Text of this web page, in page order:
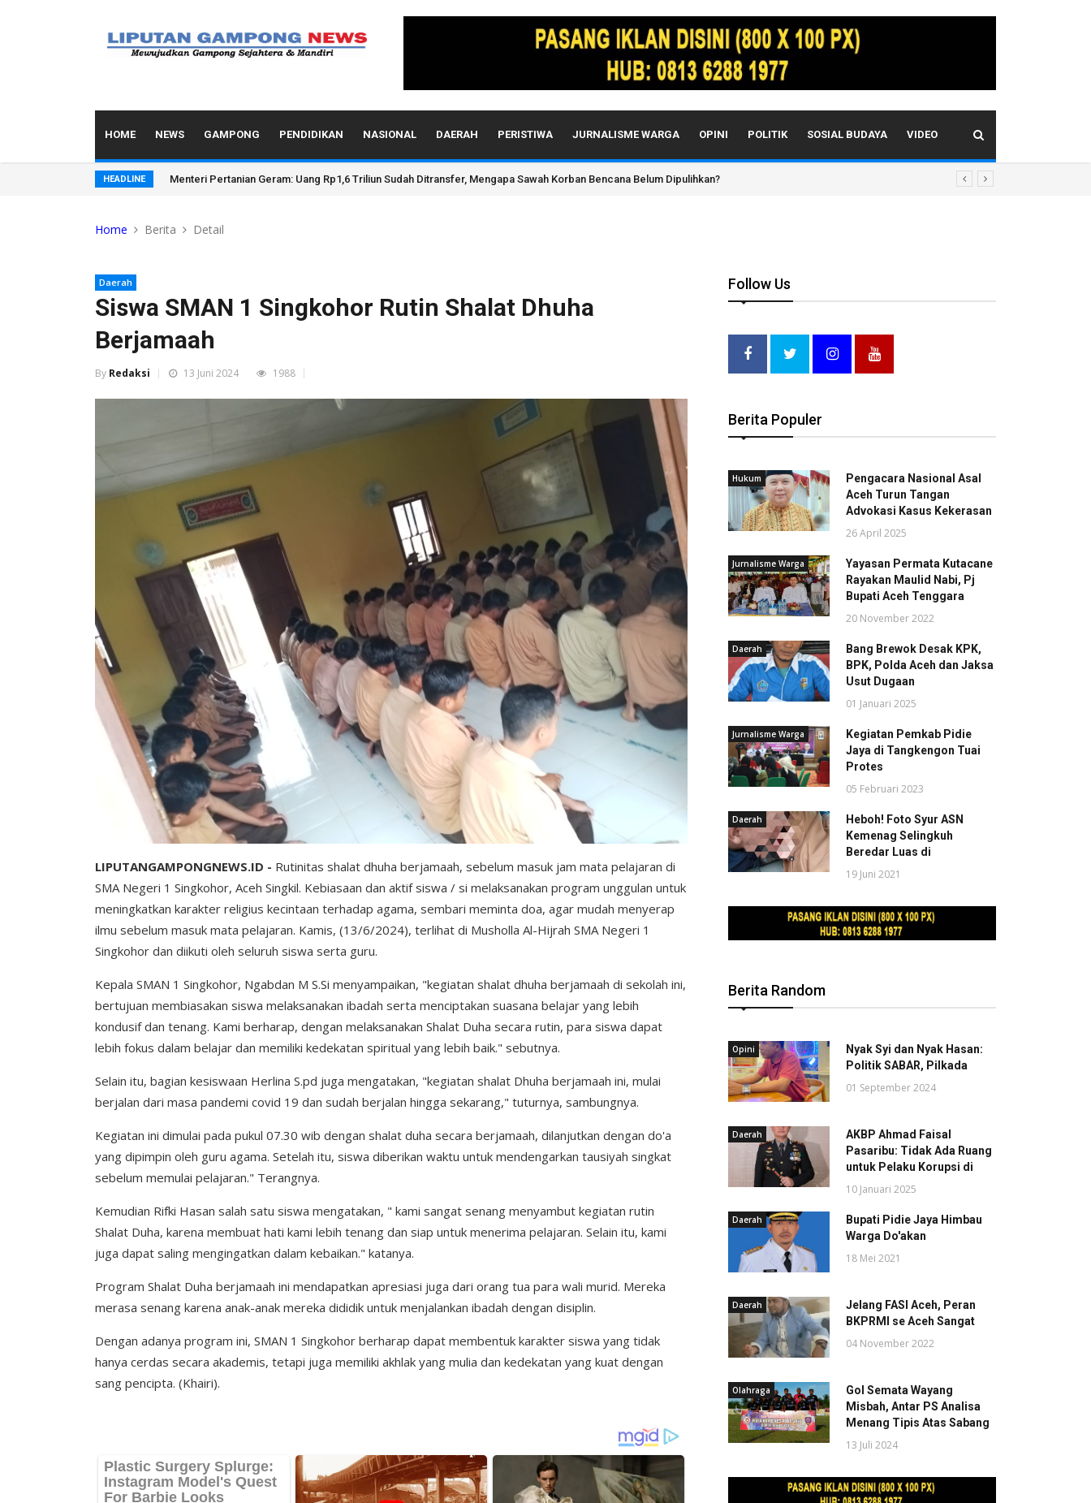
HOME NEWS GAMPONG PENDIDIKAN NASIONAL DAERAH PERISTIWA JURNALISME WARGA OPINI POLITIK SOSIAL BUDAYA VIDEO
HEADLINE Lepas Tim Pendaki Jelajahi Blang Raweu, Kepala Disporapar Pidie Jaya: Siap Dukung Pengembangan Wisata Alam
Home Berita Detail
Daerah
Siswa SMAN 1 Singkohor Rutin Shalat Dhuha
Berjamaah
By Redaksi 13 Juni 2024 1988
LIPUTANGAMPONGNEWS.ID - Rutinitas shalat dhuha berjamaah, sebelum masuk jam mata pelajaran di
SMA Negeri 1 Singkohor, Aceh Singkil. Kebiasaan dan aktif siswa / si melaksanakan program unggulan untuk
meningkatkan karakter religius kecintaan terhadap agama, sembari meminta doa, agar mudah menyerap
ilmu sebelum masuk mata pelajaran. Kamis, (13/6/2024), terlihat di Musholla Al-Hijrah SMA Negeri 1
Singkohor dan diikuti oleh seluruh siswa serta guru.
Kepala SMAN 1 Singkohor, Ngabdan M S.Si menyampaikan, "kegiatan shalat dhuha berjamaah di sekolah ini,
bertujuan membiasakan siswa melaksanakan ibadah serta menciptakan suasana belajar yang lebih
kondusif dan tenang. Kami berharap, dengan melaksanakan Shalat Duha secara rutin, para siswa dapat
lebih fokus dalam belajar dan memiliki kedekatan spiritual yang lebih baik." sebutnya.
Selain itu, bagian kesiswaan Herlina S.pd juga mengatakan, "kegiatan shalat Dhuha berjamaah ini, mulai
berjalan dari masa pandemi covid 19 dan sudah berjalan hingga sekarang," tuturnya, sambungnya.
Kegiatan ini dimulai pada pukul 07.30 wib dengan shalat duha secara berjamaah, dilanjutkan dengan do'a
yang dipimpin oleh guru agama. Setelah itu, siswa diberikan waktu untuk mendengarkan tausiyah singkat
sebelum memulai pelajaran." Terangnya.
Kemudian Rifki Hasan salah satu siswa mengatakan, " kami sangat senang menyambut kegiatan rutin
Shalat Duha, karena membuat hati kami lebih tenang dan siap untuk menerima pelajaran. Selain itu, kami
juga dapat saling mengingatkan dalam kebaikan." katanya.
Program Shalat Duha berjamaah ini mendapatkan apresiasi juga dari orang tua para wali murid. Mereka
merasa senang karena anak-anak mereka dididik untuk menjalankan ibadah dengan disiplin.
Dengan adanya program ini, SMAN 1 Singkohor berharap dapat membentuk karakter siswa yang tidak
hanya cerdas secara akademis, tetapi juga memiliki akhlak yang mulia dan kedekatan yang kuat dengan
sang pencipta. (Khairi).
Follow Us
Berita Populer
Hukum
Pengacara Nasional Asal
Aceh Turun Tangan
Advokasi Kasus Kekerasan
26 April 2025
Jurnalisme Warga
Yayasan Permata Kutacane
Rayakan Maulid Nabi, Pj
Bupati Aceh Tenggara
20 November 2022
Daerah
Bang Brewok Desak KPK,
BPK, Polda Aceh dan Jaksa
Usut Dugaan
01 Januari 2025
Jurnalisme Warga
Kegiatan Pemkab Pidie
Jaya di Tangkengon Tuai
Protes
05 Februari 2023
Daerah
Heboh! Foto Syur ASN
Kemenag Selingkuh
Beredar Luas di
19 Juni 2021
Berita Random
Opini
Nyak Syi dan Nyak Hasan:
Politik SABAR, Pilkada
01 September 2024
Daerah
AKBP Ahmad Faisal
Pasaribu: Tidak Ada Ruang
untuk Pelaku Korupsi di
10 Januari 2025
Daerah
Bupati Pidie Jaya Himbau
Warga Do'akan
18 Mei 2021
Daerah
Jelang FASI Aceh, Peran
BKPRMI se Aceh Sangat
04 November 2022
Olahraga
Gol Semata Wayang
Misbah, Antar PS Analisa
Menang Tipis Atas Sabang
13 Juli 2024